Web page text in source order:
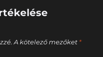
A kötelező mezőket *